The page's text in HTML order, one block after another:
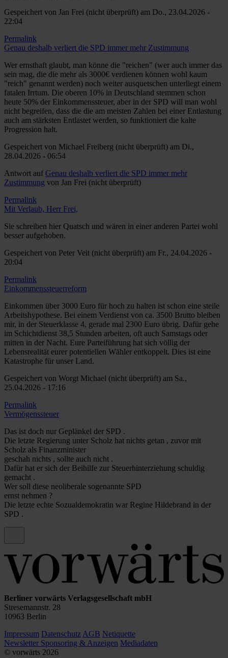
Gespeichert von Jan Frei (nicht überprüft) am Do., 23.04.2026 -
22:04
Permalink
Genau deshalb verliert die SPD immer mehr Zustimmung
Wer ernsthaft glaubt, man könne die "reichen" (wer auch immer das
sein mag, die die mehr als 3000€ verdienen können wohl kaum
"reich" genannt werden) noch weiter ausquetschen unterliegt einem
fatalen Irrtum. Die oberen 10% in Deutschland stemmen schon
heute 50% der Einkommenssteuer, aber in der SPD will man wohl
nicht begreifen, dass die die am meisten Zahlen bei einer Entlastung
auch am stärksten Entlastet werden, so funktioniert die kalte
Progression halt.
Gespeichert von Michael Freiberg (nicht überprüft) am Di.,
28.04.2026 - 06:54
Antwort auf Genau deshalb verliert die SPD immer mehr
Zustimmung von Jan Frei (nicht überprüft)
Permalink
Mit Verlaub, Herr Frei,
Sie schreiben hier Quatsch und wären in einer anderen Partei wohl
besser aufgehoben.
Gespeichert von Peter Veit (nicht überprüft) am Fr., 24.04.2026 -
20:04
Permalink
Einkommenssteuerreform
Einkommen über 3000 Euro für hoch zu halten ist schon eine steile
Arbeitshypothese. Bei einem Verdienst von ca. 3500 Brutto bleiben
mir, in der Steuerklasse 4, gerade mal 2300 Euro übrig. Dafür gehe
im Schichtdienst 38,5 Stunden arbeiten, oft auch Samstags oder
mitten in der Nacht. Eure Parteiführung hat sich völlig der
Lebensrealität eurer potentiellen Wähler entkoppelt. Dies ist eine
Katastrophe für unser Land.
Gespeichert von Worgt Michael (nicht überprüft) am Sa.,
25.04.2026 - 17:16
Permalink
Vermögenssteuer
Das ist doch nur Geplänkel der SPD .
Die letzte Regierung unter Scholz hat nichts getan , zuvor mit
Scholz als Finanzminister
geschah nichts , sollte auch nicht .
Dafür hat er sich der Beihilfe zur Steuerhinterziehung schuldig
gemacht .
Wer soll diese neoliberale sogenannte SPD
ernst nehmen ?
Die letzte echte Sozualdemokratin war Regine Hildebrand in der
SPD .
Berliner vorwärts Verlagsgesellschaft mbH
Stresemannstr. 28
10963 Berlin
Impressum Datenschutz AGB Netiquette
Newsletter Sponsoring & Anzeigen Mediadaten
© vorwärts 2026